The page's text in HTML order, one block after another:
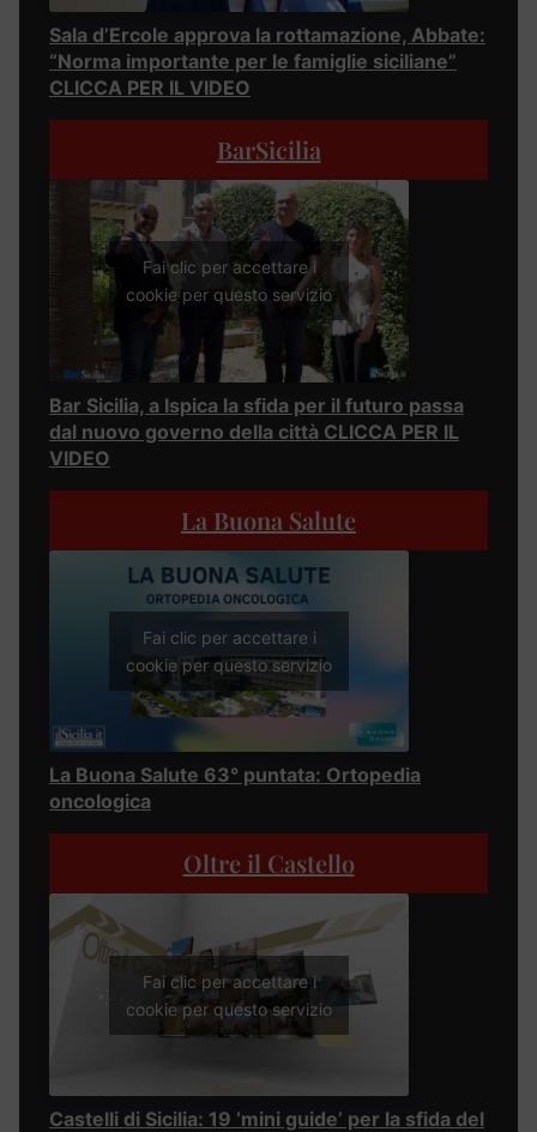
Sala d’Ercole approva la rottamazione, Abbate:
“Norma importante per le famiglie siciliane”
CLICCA PER IL VIDEO
BarSicilia
Fai clic per accettare i
cookie per questo servizio
Bar Sicilia, a Ispica la sfida per il futuro passa
dal nuovo governo della città CLICCA PER IL
VIDEO
La Buona Salute
Fai clic per accettare i
cookie per questo servizio
La Buona Salute 63° puntata: Ortopedia
oncologica
Oltre il Castello
Fai clic per accettare i
cookie per questo servizio
Castelli di Sicilia: 19 ‘mini guide’ per la sfida del